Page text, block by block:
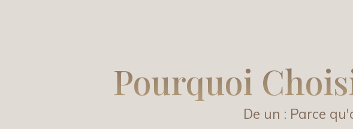
Pourquoi
De un : Parce